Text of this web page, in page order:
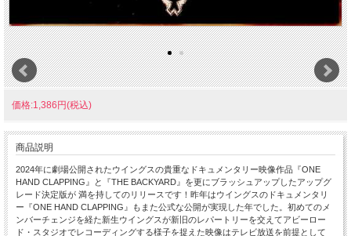
価格:1,386円(税込)
商品説明
2024年に劇場公開されたウイングスの貴重なドキュメンタリー映像作品『ONE
HAND CLAPPING』と『THE BACKYARD』を更にブラッシュアップしたアップグ
レード決定版が 満を持してのリリースです！昨年はウイングスのドキュメンタリ
ー『ONE HAND CLAPPING』もまた公式な公開が実現した年でした。初めてのメ
ンバーチェンジを経た新生ウイングスが新旧のレパートリーを交えてアビーロー
ド・スタジオでレコーディングする様子を捉えた映像はテレビ放送を前提として